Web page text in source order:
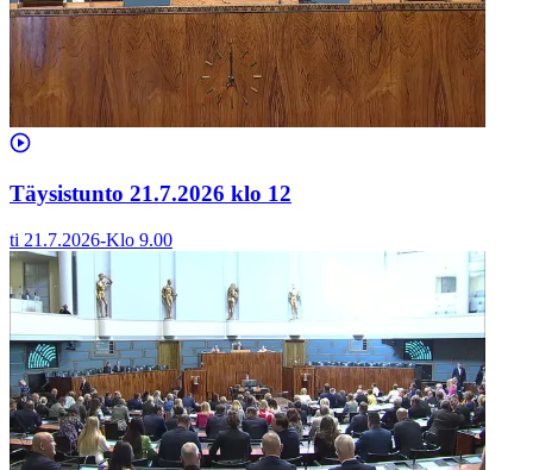
Täysistunto 21.7.2026 klo 12
ti 21.7.2026-Klo 9.00